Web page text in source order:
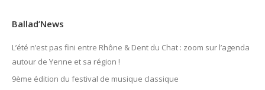
Ballad’News
L’été n’est pas fini entre Rhône & Dent du Chat : zoom sur l’agenda
autour de Yenne et sa région !
9ème édition du festival de musique classique